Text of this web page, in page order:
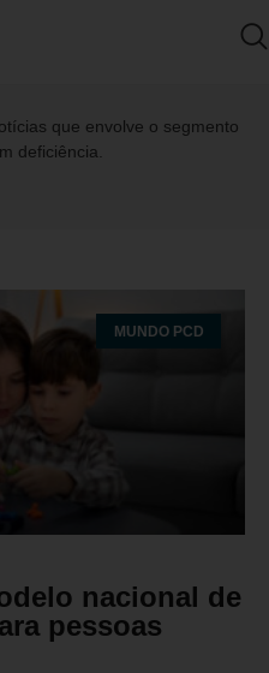
que envolve o segmento
deficiência.
MUNDO PCD
nacional de
pessoas